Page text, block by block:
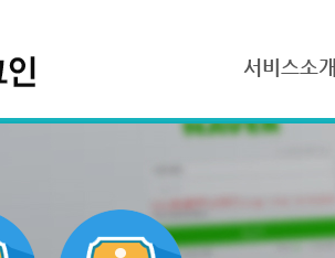
서비스소개